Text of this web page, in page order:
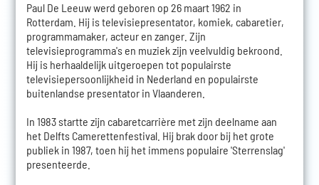
Paul De Leeuw werd geboren op 26 maart 1962 in
Rotterdam. Hij is televisiepresentator, komiek, cabaretier,
programmamaker, acteur en zanger. Zijn
televisieprogramma's en muziek zijn veelvuldig bekroond.
Hij is herhaaldelijk uitgeroepen tot populairste
televisiepersoonlijkheid in Nederland en populairste
buitenlandse presentator in Vlaanderen.
In 1983 startte zijn cabaretcarrière met zijn deelname aan
het Delfts Camerettenfestival. Hij brak door bij het grote
publiek in 1987, toen hij het immens populaire 'Sterrenslag'
presenteerde.